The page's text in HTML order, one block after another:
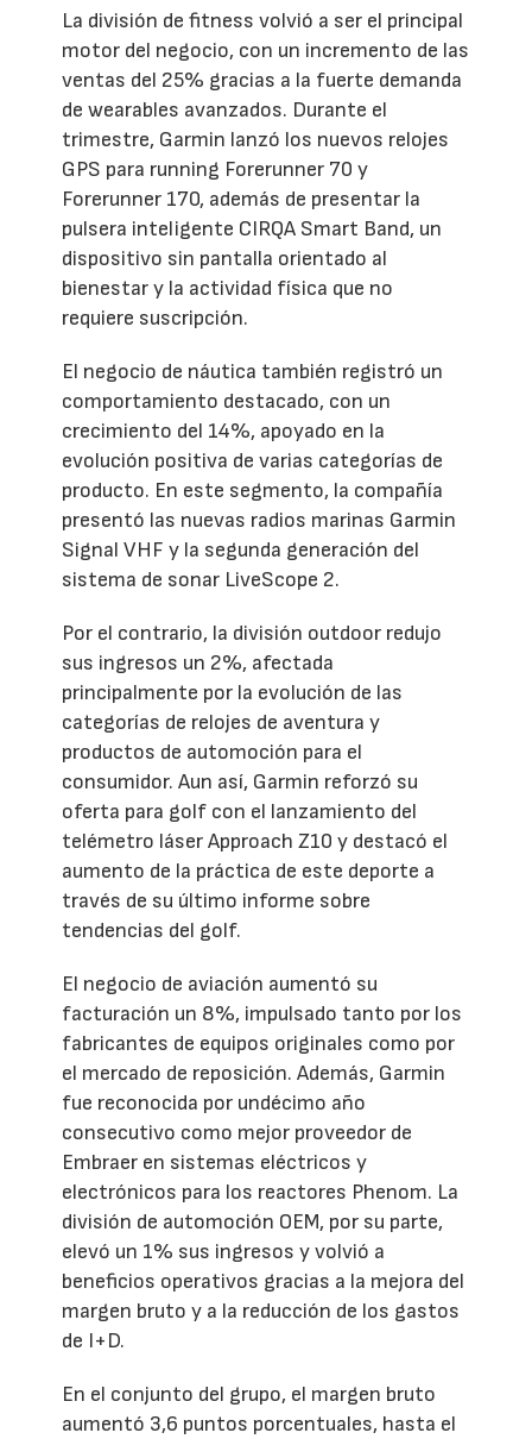
La división de fitness volvió a ser el principal
motor del negocio, con un incremento de las
ventas del 25% gracias a la fuerte demanda
de wearables avanzados. Durante el
trimestre, Garmin lanzó los nuevos relojes
GPS para running Forerunner 70 y
Forerunner 170, además de presentar la
pulsera inteligente CIRQA Smart Band, un
dispositivo sin pantalla orientado al
bienestar y la actividad física que no
requiere suscripción.
El negocio de náutica también registró un
comportamiento destacado, con un
crecimiento del 14%, apoyado en la
evolución positiva de varias categorías de
producto. En este segmento, la compañía
presentó las nuevas radios marinas Garmin
Signal VHF y la segunda generación del
sistema de sonar LiveScope 2.
Por el contrario, la división outdoor redujo
sus ingresos un 2%, afectada
principalmente por la evolución de las
categorías de relojes de aventura y
productos de automoción para el
consumidor. Aun así, Garmin reforzó su
oferta para golf con el lanzamiento del
telémetro láser Approach Z10 y destacó el
aumento de la práctica de este deporte a
través de su último informe sobre
tendencias del golf.
El negocio de aviación aumentó su
facturación un 8%, impulsado tanto por los
fabricantes de equipos originales como por
el mercado de reposición. Además, Garmin
fue reconocida por undécimo año
consecutivo como mejor proveedor de
Embraer en sistemas eléctricos y
electrónicos para los reactores Phenom. La
división de automoción OEM, por su parte,
elevó un 1% sus ingresos y volvió a
beneficios operativos gracias a la mejora del
margen bruto y a la reducción de los gastos
de I+D.
En el conjunto del grupo, el margen bruto
aumentó 3,6 puntos porcentuales, hasta el